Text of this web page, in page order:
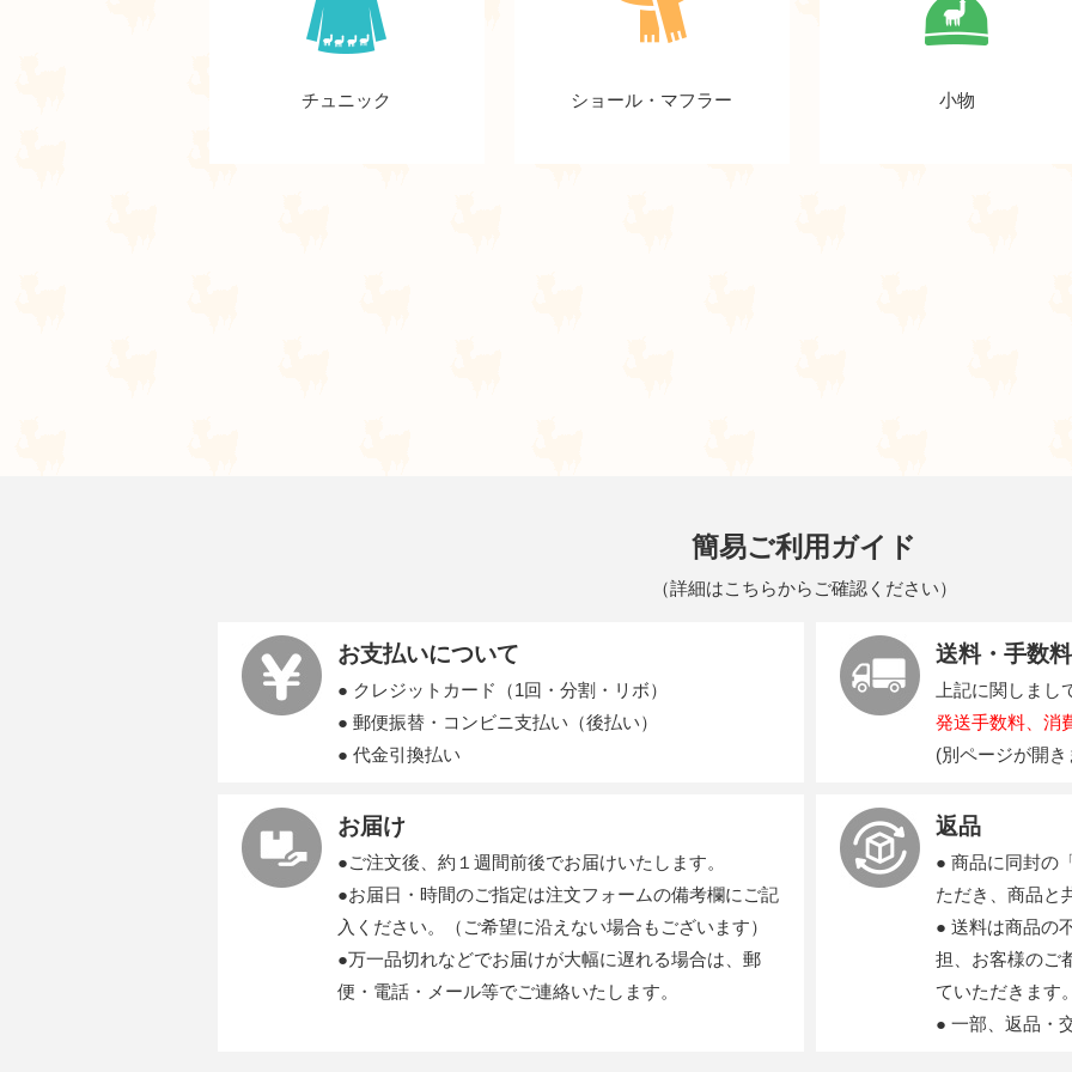
チュニック ショール・マフラー 小物
簡易ご利用ガイド
（詳細はこちらからご確認ください）
お支払いについて
● クレジットカード（1回・分割・リボ）
● 郵便振替・コンビニ支払い（後払い）
● 代金引換払い
送料・手数
上記に関しま
発送手数料、消
(別ページが開き
お届け
●ご注文後、約１週間前後でお届けいたします。
●お届日・時間のご指定は注文フォームの備考欄にご記
入ください。（ご希望に沿えない場合もございます）
●万一品切れなどでお届けが大幅に遅れる場合は、郵
便・電話・メール等でご連絡いたします。
返品
● 商品に同封の
ただき、商品と
● 送料は商品の
担、お客様のご
ていただきます
● 一部、返品・